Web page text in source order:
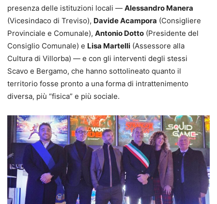
presenza delle istituzioni locali — Alessandro Manera
(Vicesindaco di Treviso), Davide Acampora (Consigliere
Provinciale e Comunale), Antonio Dotto (Presidente del
Consiglio Comunale) e Lisa Martelli (Assessore alla
Cultura di Villorba) — e con gli interventi degli stessi
Scavo e Bergamo, che hanno sottolineato quanto il
territorio fosse pronto a una forma di intrattenimento
diversa, più “fisica” e più sociale.